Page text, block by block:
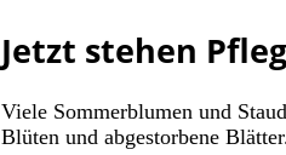
Jetzt stehen
Viele Sommerblumen und
Blüten und abgestorbene